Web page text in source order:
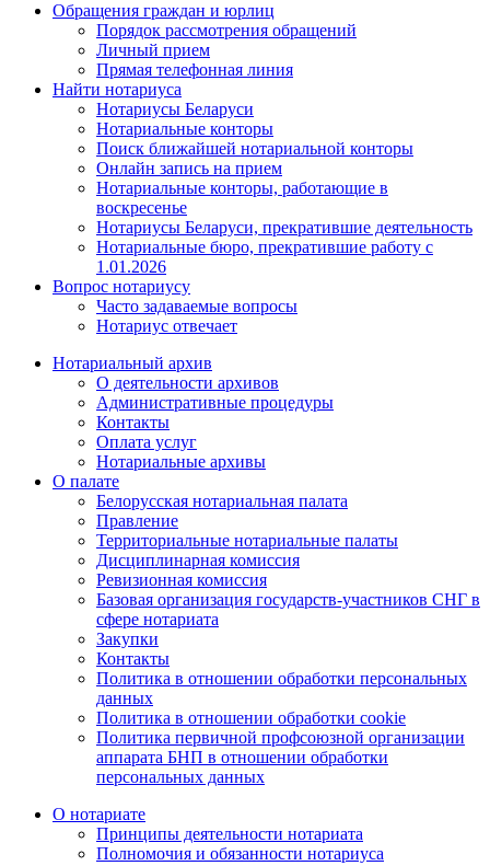
Обращения граждан и юрлиц
Порядок рассмотрения обращений
Личный прием
Прямая телефонная линия
Найти нотариуса
Нотариусы Беларуси
Нотариальные конторы
Поиск ближайшей нотариальной конторы
Онлайн запись на прием
Нотариальные конторы, работающие в
воскресенье
Нотариусы Беларуси, прекратившие деятельность
Нотариальные бюро, прекратившие работу с
1.01.2026
Вопрос нотариусу
Часто задаваемые вопросы
Нотариус отвечает
Нотариальный архив
О деятельности архивов
Административные процедуры
Контакты
Оплата услуг
Нотариальные архивы
О палате
Белорусская нотариальная палата
Правление
Территориальные нотариальные палаты
Дисциплинарная комиссия
Ревизионная комиссия
Базовая организация государств-участников СНГ в
сфере нотариата
Закупки
Контакты
Политика в отношении обработки персональных
данных
Политика в отношении обработки cookie
Политика первичной профсоюзной организации
аппарата БНП в отношении обработки
персональных данных
О нотариате
Принципы деятельности нотариата
Полномочия и обязанности нотариуса